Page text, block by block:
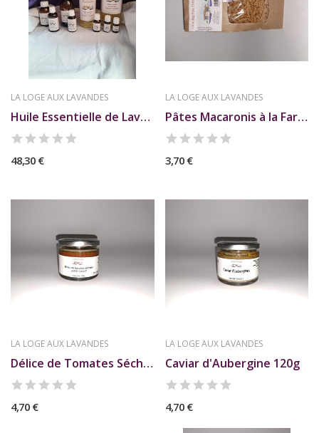
LA LOGE AUX LAVANDES
Huile Essentielle de Lavande Fine 100 ml LA...
48,30 €
LA LOGE AUX LAVANDES
Pâtes Macaronis à la Farine de Pois Chiches 250g
3,70 €
LA LOGE AUX LAVANDES
Délice de Tomates Séchées 120g
4,70 €
LA LOGE AUX LAVANDES
Caviar d'Aubergine 120g
4,70 €